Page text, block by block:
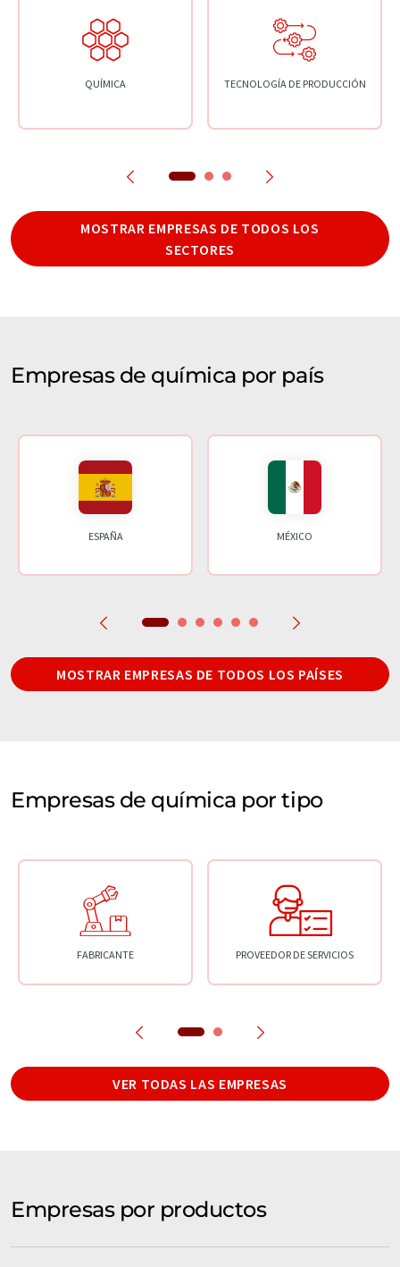
QUÍMICA TECNOLOGÍA DE PRODUCCIÓN
MOSTRAR EMPRESAS DE TODOS LOS
SECTORES
Empresas de química por país
ESPAÑA MÉXICO
MOSTRAR EMPRESAS DE TODOS LOS PAÍSES
Empresas de química por tipo
FABRICANTE PROVEEDOR DE SERVICIOS
VER TODAS LAS EMPRESAS
Empresas por productos